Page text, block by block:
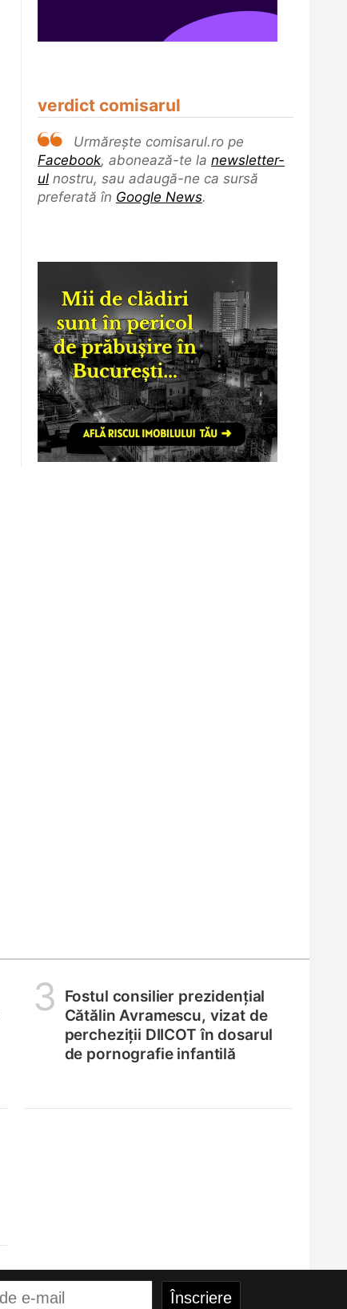
verdict comisarul
Urmărește comisarul.ro pe
Facebook, abonează-te la newsletter-
ul nostru, sau adaugă-ne ca sursă
preferată în Google News.
3
Fostul consilier prezidențial
Cătălin Avramescu, vizat de
percheziții DIICOT în dosarul
de pornografie infantilă